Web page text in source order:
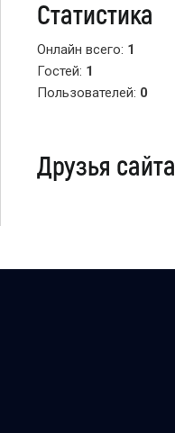
Статистика
Онлайн всего: 1
Гостей: 1
Пользователей: 0
Друзья сайта